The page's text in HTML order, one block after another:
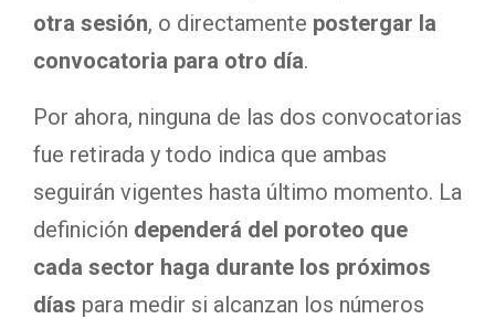
otra sesión, o directamente postergar la
convocatoria para otro día.
Por ahora, ninguna de las dos convocatorias
fue retirada y todo indica que ambas
seguirán vigentes hasta último momento. La
definición dependerá del poroteo que
cada sector haga durante los próximos
días para medir si alcanzan los números